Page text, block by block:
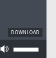
DOWNLOAD